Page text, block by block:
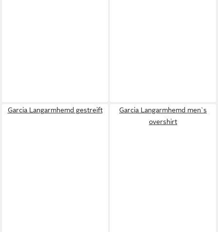
Garcia Langarmhemd gestreift
Garcia Langarmhemd men`s
overshirt